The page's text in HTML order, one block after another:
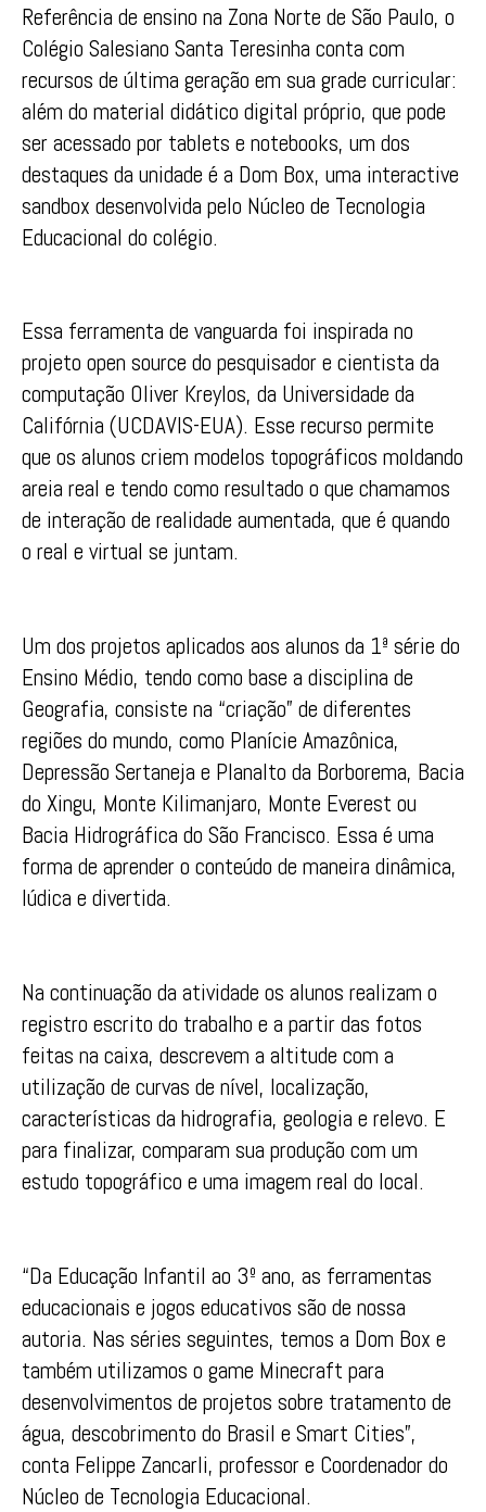
Referência de ensino na Zona Norte de São Paulo, o
Colégio Salesiano Santa Teresinha conta com
recursos de última geração em sua grade curricular:
além do material didático digital próprio, que pode
ser acessado por tablets e notebooks, um dos
destaques da unidade é a Dom Box, uma interactive
sandbox desenvolvida pelo Núcleo de Tecnologia
Educacional do colégio.
Essa ferramenta de vanguarda foi inspirada no
projeto open source do pesquisador e cientista da
computação Oliver Kreylos, da Universidade da
Califórnia (UCDAVIS-EUA). Esse recurso permite
que os alunos criem modelos topográficos moldando
areia real e tendo como resultado o que chamamos
de interação de realidade aumentada, que é quando
o real e virtual se juntam.
Um dos projetos aplicados aos alunos da 1ª série do
Ensino Médio, tendo como base a disciplina de
Geografia, consiste na “criação” de diferentes
regiões do mundo, como Planície Amazônica,
Depressão Sertaneja e Planalto da Borborema, Bacia
do Xingu, Monte Kilimanjaro, Monte Everest ou
Bacia Hidrográfica do São Francisco. Essa é uma
forma de aprender o conteúdo de maneira dinâmica,
lúdica e divertida.
Na continuação da atividade os alunos realizam o
registro escrito do trabalho e a partir das fotos
feitas na caixa, descrevem a altitude com a
utilização de curvas de nível, localização,
características da hidrografia, geologia e relevo. E
para finalizar, comparam sua produção com um
estudo topográfico e uma imagem real do local.
“Da Educação Infantil ao 3º ano, as ferramentas
educacionais e jogos educativos são de nossa
autoria. Nas séries seguintes, temos a Dom Box e
também utilizamos o game Minecraft para
desenvolvimentos de projetos sobre tratamento de
água, descobrimento do Brasil e Smart Cities”,
conta Felippe Zancarli, professor e Coordenador do
Núcleo de Tecnologia Educacional.